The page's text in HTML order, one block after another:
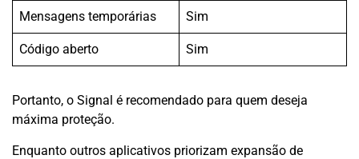
Mensagens temporárias Sim
Código aberto Sim
Portanto, o Signal é recomendado para quem deseja
máxima proteção.
Enquanto outros aplicativos priorizam expansão de